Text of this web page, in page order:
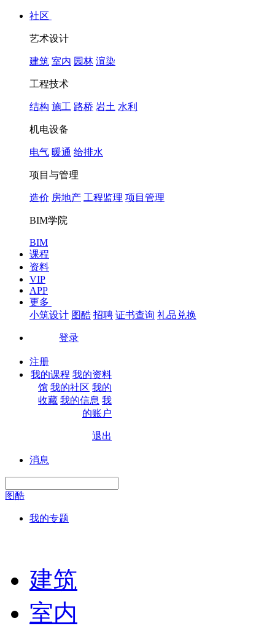
社区
艺术设计
建筑 室内 园林 渲染
工程技术
结构 施工 路桥 岩土 水利
机电设备
电气 暖通 给排水
项目与管理
造价 房地产 工程监理 项目管理
BIM学院
BIM
课程
资料
VIP
APP
更多
小筑设计 图酷 招聘 证书查询 礼品兑换
登录
注册
我的课程 我的资料
馆 我的社区 我的
收藏 我的信息 我
的账户
退出
消息
图酷
我的专题
建筑
室内